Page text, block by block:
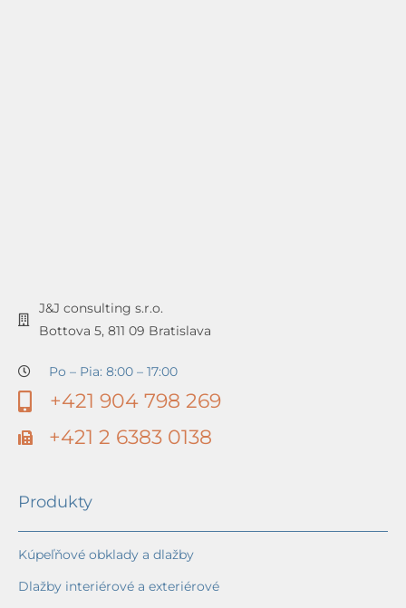
J&J consulting s.r.o.
Bottova 5, 811 09 Bratislava
Po – Pia: 8:00 – 17:00
+421 904 798 269
+421 2 6383 0138
Produkty
Kúpeľňové obklady a dlažby
Dlažby interiérové a exteriérové